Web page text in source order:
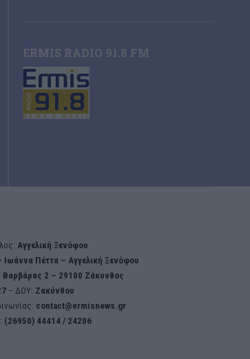
ERMIS RADIO 91.8 FM
Αγγελική Ξενόφου
Iωάννα Πέττα – Αγγελική Ξενόφου
Βαρβάρας 2 – 29100 Ζάκυνθος
– ΔΟΥ: Ζακύνθου
contact@ermisnews.gr
(26950) 44414 / 24206